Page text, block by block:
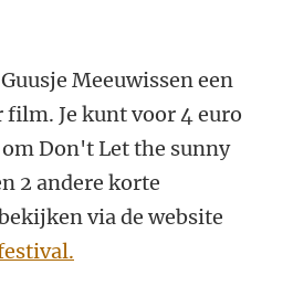
Meeuwissen een
film. Je kunt voor 4 euro
Don't Let the sunny
2 andere korte
via de website